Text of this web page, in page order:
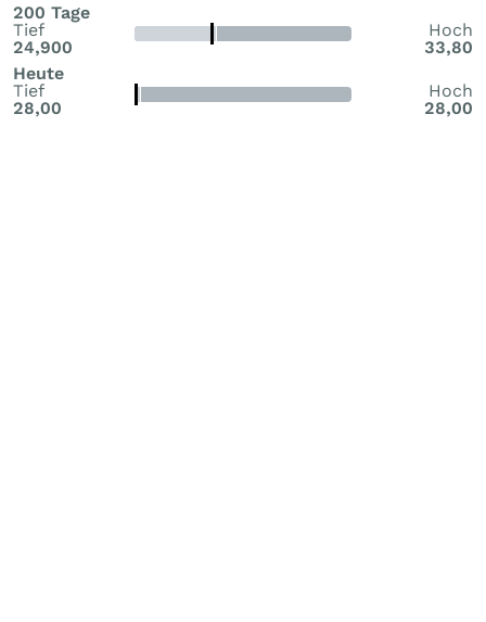
200 Tage
Tief
24,900
Hoch
33,80
Heute
Tief
28,00
Hoch
28,00